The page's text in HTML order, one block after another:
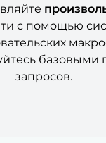
с помощью
запросов.